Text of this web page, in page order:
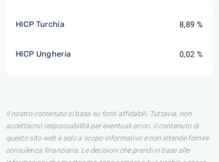
HICP Turchia 8,89 %
HICP Ungheria 0,02 %
Il nostro contenuto si basa su fonti affidabili. Tuttavia, non
accettiamo responsabilità per eventuali errori. Il contenuto di
questo sito web è solo a scopo informativo e non intende fornire
consulenza finanziaria. Le decisioni che prendi in base alle